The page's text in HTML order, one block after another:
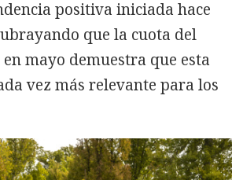
positiva iniciada hace
que la cuota del
mayo demuestra que esta
vez más relevante para los